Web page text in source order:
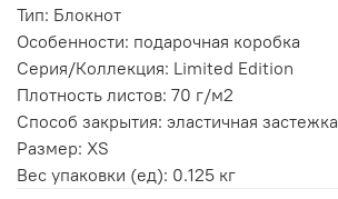
Тип: Блокнот
Особенности: подарочная коробка
Серия/Коллекция: Limited Edition
Плотность листов: 70 г/м2
Способ закрытия: эластичная застежка
Размер: XS
Вес упаковки (ед): 0.125 кг